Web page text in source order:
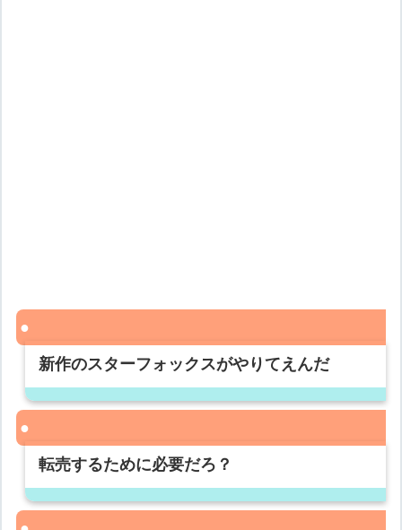
新作のスターフォックスがやりてえんだ
転売するために必要だろ？